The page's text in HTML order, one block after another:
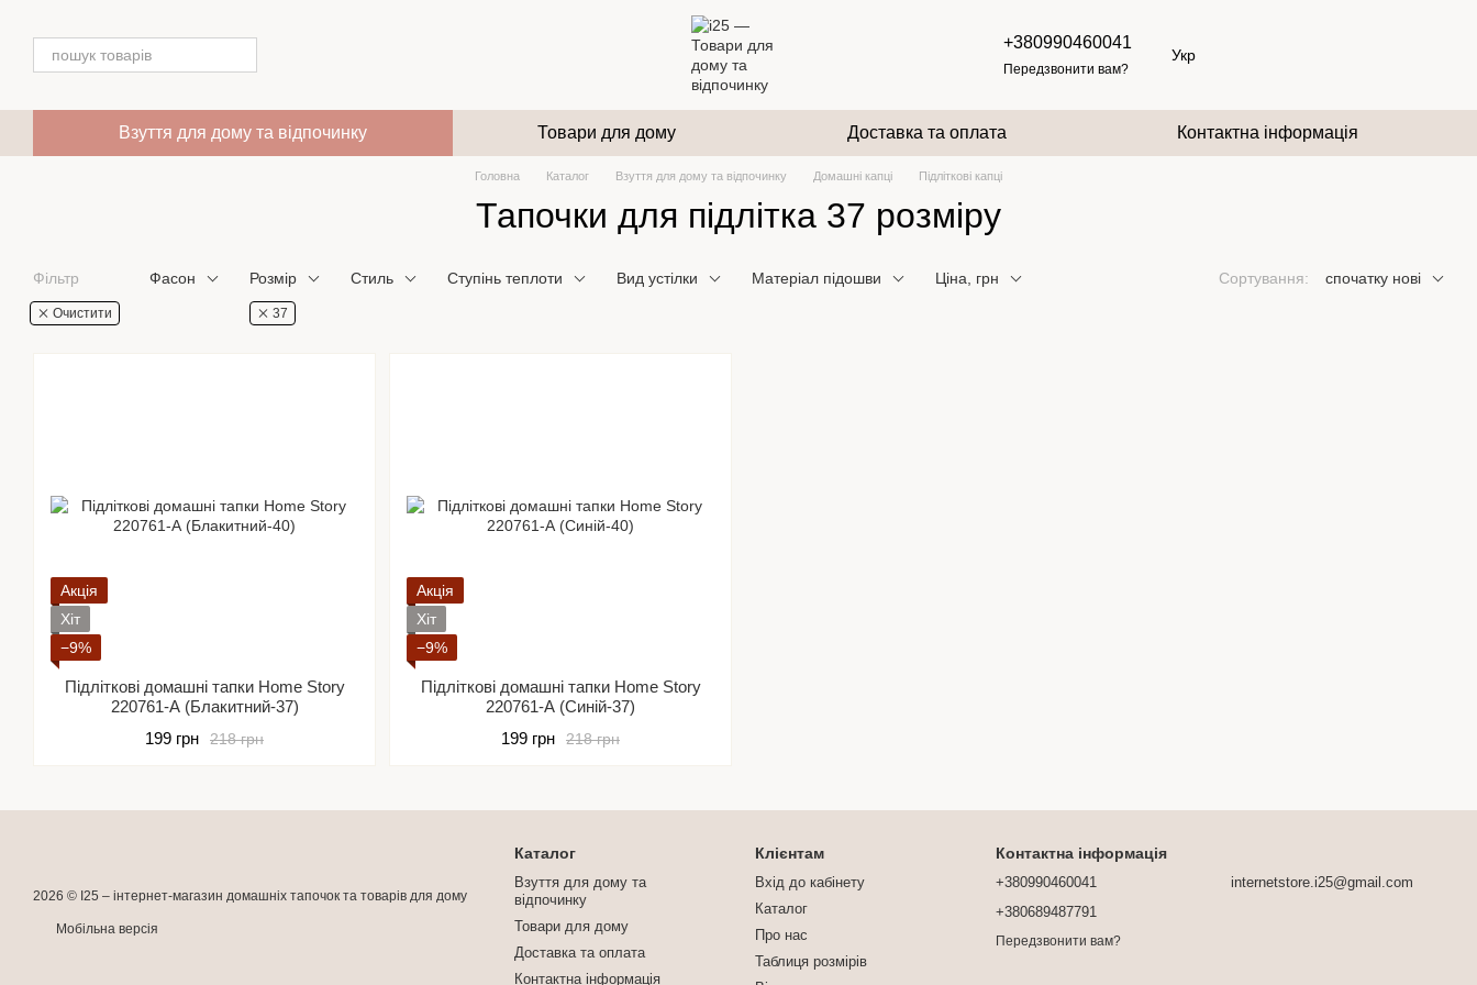
+380990460041
Передзвонити вам?
Укр
Взуття для дому та відпочинку Товари для дому Доставка та оплата Контактна інформація
Головна Каталог Взуття для дому та відпочинку Домашні капці Підліткові капці
Тапочки для підлітка 37 розміру
Фільтр
Очистити
Фасон Розмір
37
Стиль Ступінь теплоти Вид устілки Матеріал підошви Ціна, грн Сортування: спочатку нові
Акція
Хіт
−9%
Підліткові домашні тапки Home Story
220761-А (Блакитний-37)
218 грн
199 грн
Акція
Хіт
−9%
Підліткові домашні тапки Home Story
220761-А (Синій-37)
218 грн
199 грн
2026 © I25 – інтернет-магазин домашніх тапочок та товарів для дому
Мобільна версія
Каталог
Взуття для дому та
відпочинку
Товари для дому
Доставка та оплата
Контактна інформація
Клієнтам
Вхід до кабінету
Каталог
Про нас
Таблиця розмірів
Контактна інформація
+380990460041
+380689487791
Передзвонити вам?
internetstore.i25@gmail.com